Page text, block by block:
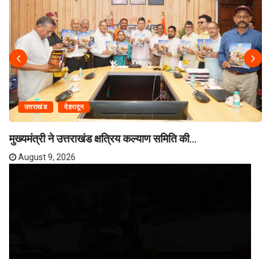
उत्तराखंड देहरादून
मुख्यमंत्री ने उत्तराखंड क्षत्रिय कल्याण समिति की...
August 9, 2026